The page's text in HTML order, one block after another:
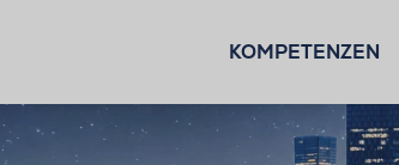
KOMPETENZEN